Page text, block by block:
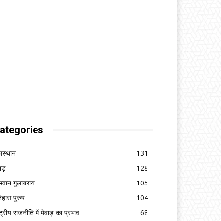
131
128
गुलाबराय
105
पुरुष
104
राजनीति में मेवाड़ का प्रभाव
68